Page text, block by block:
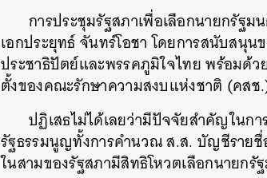
การประชุมรัฐสภาเพื่อเลือกนายกรัฐ
เอกประยุทธ์ จันทร์โอชา โดยการสนับสนุ
ประชาธิปัตย์และพรรคภูมิใจไทย พร้อมด้
ตั้งของคณะรักษาความสงบแห่งชาติ (คสช
ปฏิเสธไม่ได้เลยว่ามีปัจจัยสำคัญในก
รัฐธรรมนูญทั้งการคำนวณ ส.ส. บัญชีราย
ในสามของรัฐสภามีสิทธิโหวตเลือกนายกรั